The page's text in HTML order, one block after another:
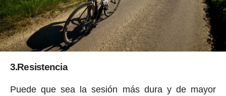
3.Resistencia
Puede que sea la sesión más dura y de mayor